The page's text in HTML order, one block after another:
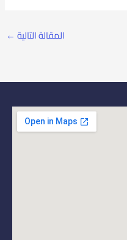
المقالة التالية ←